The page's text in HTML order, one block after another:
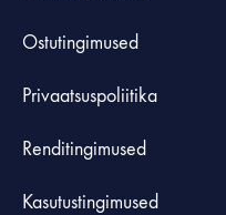
Ostutingimused
Privaatsuspoliitika
Renditingimused
Kasutustingimused